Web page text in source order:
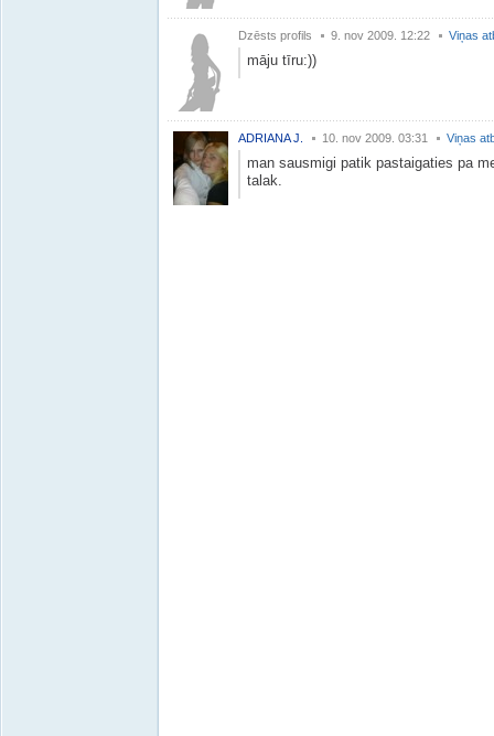
Dzēsts profils 9. nov 2009. 12:22 Viņas
māju tīru:))
ADRIANA J. 10. nov 2009. 03:31 Viņas
man sausmigi patik pastaigaties pa
talak.